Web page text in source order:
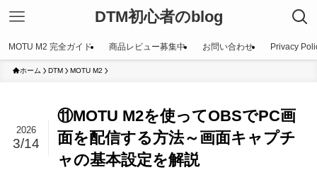
DTM初心者のblog
MOTU M2 完全ガイド 商品レビュー募集中 お問い合わせ Privacy
ホーム DTM MOTU M2
⑪MOTU M2を使ってOBSでPC画
面を配信する方法～画面キャプチ
ャの基本設定を解説
2026
3/14